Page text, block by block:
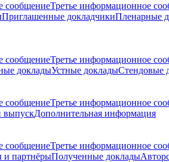
сообщениеТретье информационное
Приглашенные докладчикиПленарные
сообщениеТретье информационное
докладыУстные докладыСтендовые
сообщениеТретье информационное
выпускДополнительная информация
сообщениеТретье информационное
и партнёрыПолученные доклады